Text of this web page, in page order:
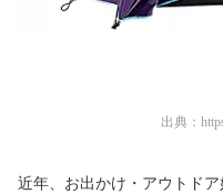
出典：
近年、お出かけ・アウトド